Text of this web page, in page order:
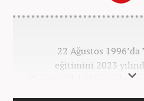
22 Ağustos 1996’da
eğitimini 2023
Gazetecilik bölümünden